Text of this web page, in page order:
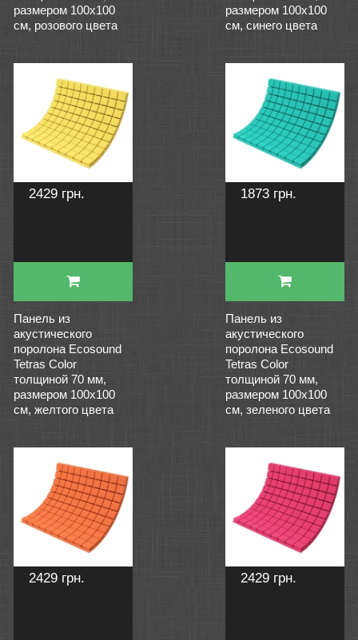
размером 100х100
см, розового цвета
размером 100х100
см, синего цвета
2429 грн.
Панель из
акустического
поролона Ecosound
Tetras Color
толщиной 70 мм,
размером 100х100
см, желтого цвета
1873 грн.
Панель из
акустического
поролона Ecosound
Tetras Color
толщиной 70 мм,
размером 100х100
см, зеленого цвета
2429 грн. 2429 грн.